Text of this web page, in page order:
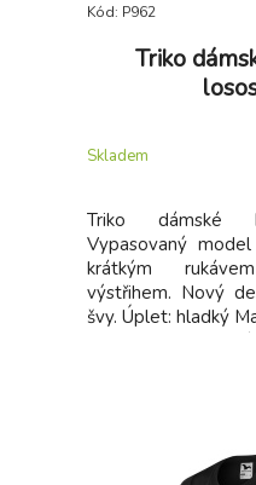
Kód: P962
Triko
Skladem
Triko dámské
Vypasovaný
krátkým
výstřihem. Nový
švy. Úplet: hladký
a polyesteru